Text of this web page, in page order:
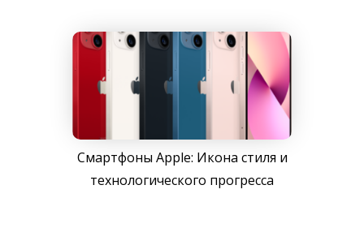
Смартфоны Apple: Икона стиля и
технологического прогресса